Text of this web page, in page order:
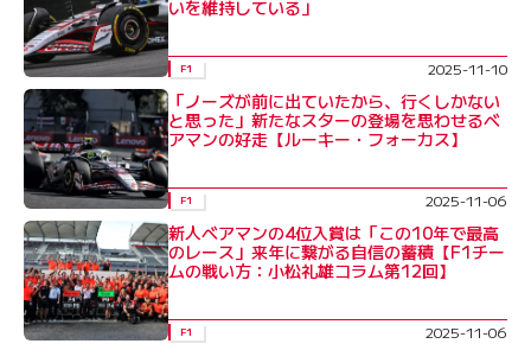
いを維持している」
F1 2025-11-10
「ノーズが前に出ていたから、行くしかない
と思った」新たなスターの登場を思わせるベ
アマンの好走【ルーキー・フォーカス】
F1 2025-11-06
新人ベアマンの4位入賞は「この10年で最高
のレース」来年に繋がる自信の蓄積【F1チー
ムの戦い方：小松礼雄コラム第12回】
F1 2025-11-06